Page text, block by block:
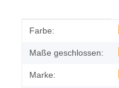
Produkteigenschaft
Wert
Farbe:
Maße geschlossen:
Marke: